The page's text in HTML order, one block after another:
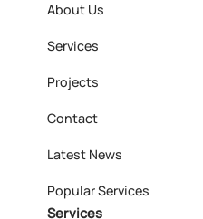
About Us
Services
Projects
Contact
Latest News
Popular Services
Services